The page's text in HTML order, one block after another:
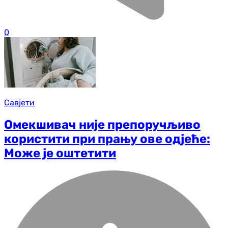
0
Савјети
Омекшивач није препоручљиво
користити при прању ове одјеће:
Може је оштетити